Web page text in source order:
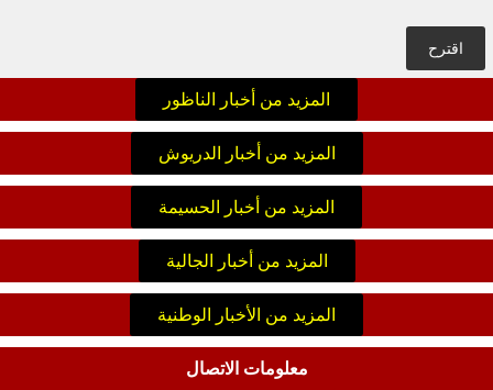
اقترح
المزيد من أخبار الناظور
المزيد من أخبار الدريوش
المزيد من أخبار الحسيمة
المزيد من أخبار الجالية
المزيد من الأخبار الوطنية
معلومات الاتصال